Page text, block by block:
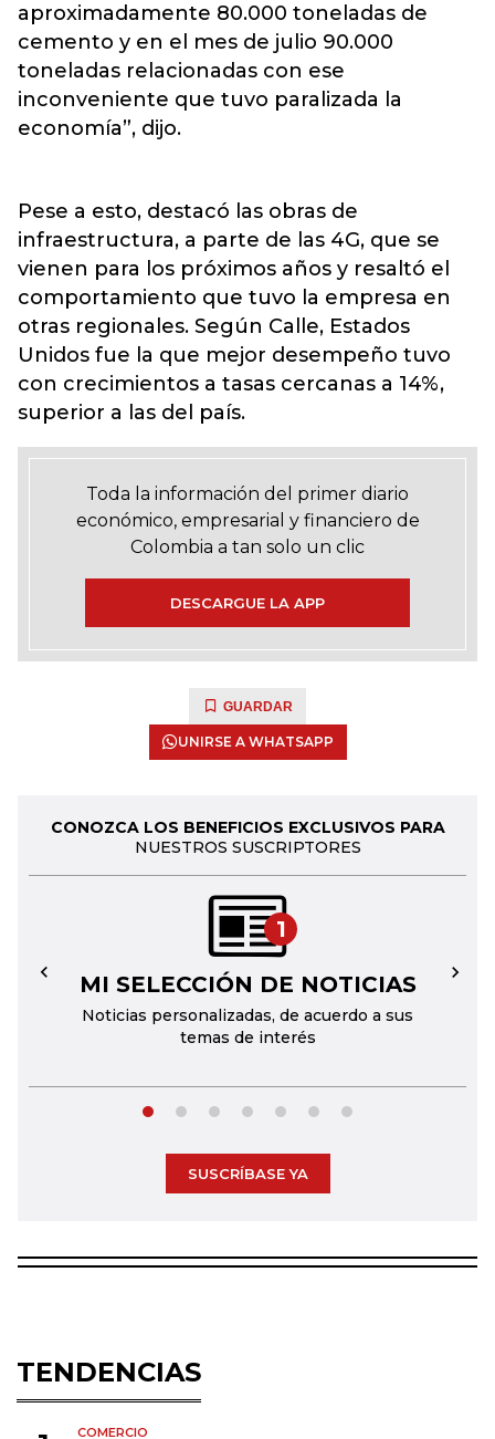
aproximadamente 80.000 toneladas de
cemento y en el mes de julio 90.000
toneladas relacionadas con ese
inconveniente que tuvo paralizada la
economía”, dijo.
Pese a esto, destacó las obras de
infraestructura, a parte de las 4G, que se
vienen para los próximos años y resaltó el
comportamiento que tuvo la empresa en
otras regionales. Según Calle, Estados
Unidos fue la que mejor desempeño tuvo
con crecimientos a tasas cercanas a 14%,
superior a las del país.
Toda la información del primer diario
económico, empresarial y financiero de
Colombia a tan solo un clic
DESCARGUE LA APP
GUARDAR
UNIRSE A WHATSAPP
CONOZCA LOS BENEFICIOS EXCLUSIVOS PARA
NUESTROS SUSCRIPTORES
1
MI SELECCIÓN DE NOTICIAS
Noticias personalizadas, de acuerdo a sus
temas de interés
← →
SUSCRÍBASE YA
TENDENCIAS
COMERCIO